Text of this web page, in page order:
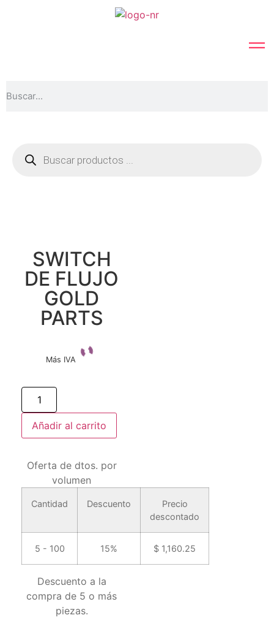
SWITCH
DE FLUJO
GOLD
PARTS
Más IVA
Añadir al carrito
Oferta de dtos. por
volumen
Cantidad Descuento
Precio
descontado
5 - 100 15% $ 1,160.25
Descuento a la
compra de 5 o más
piezas.